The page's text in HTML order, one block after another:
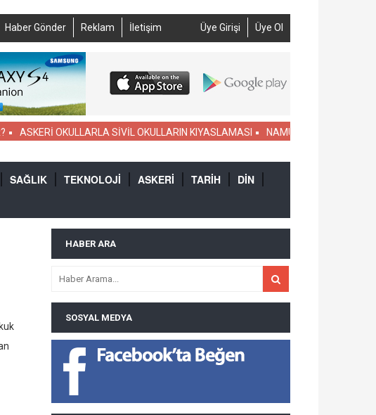
Üye Girişi Üye Ol
Haber Gönder Reklam İletişim
ASKERİ OKULLARLA SİVİL OKULLARIN KIYASLAMASI NAMUSLU AKP
SAĞLIK TEKNOLOJİ ASKERİ TARİH
DİN
HABER ARA
SOSYAL MEDYA